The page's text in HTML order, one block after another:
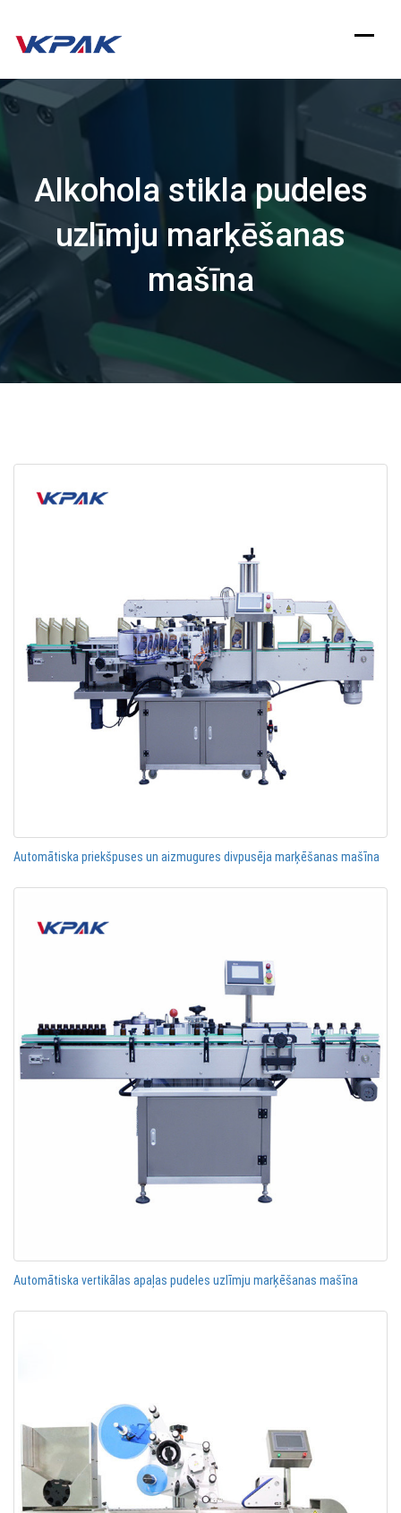
Pāriet
uz
Alkohola stikla pudeles
uzlīmju marķēšanas
mašīna
Automātiska priekšpuses un aizmugures divpusēja marķēšanas mašīna
Automātiska vertikālas apaļas pudeles uzlīmju marķēšanas mašīna